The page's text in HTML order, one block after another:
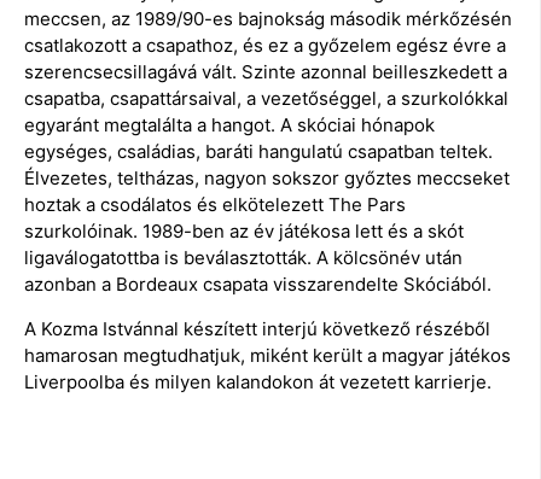
meccsen, az 1989/90-es bajnokság második mérkőzésén
csatlakozott a csapathoz, és ez a győzelem egész évre a
szerencsecsillagává vált. Szinte azonnal beilleszkedett a
csapatba, csapattársaival, a vezetőséggel, a szurkolókkal
egyaránt megtalálta a hangot. A skóciai hónapok
egységes, családias, baráti hangulatú csapatban teltek.
Élvezetes, teltházas, nagyon sokszor győztes meccseket
hoztak a csodálatos és elkötelezett The Pars
szurkolóinak. 1989-ben az év játékosa lett és a skót
ligaválogatottba is beválasztották. A kölcsönév után
azonban a Bordeaux csapata visszarendelte Skóciából.
A Kozma Istvánnal készített interjú következő részéből
hamarosan megtudhatjuk, miként került a magyar játékos
Liverpoolba és milyen kalandokon át vezetett karrierje.